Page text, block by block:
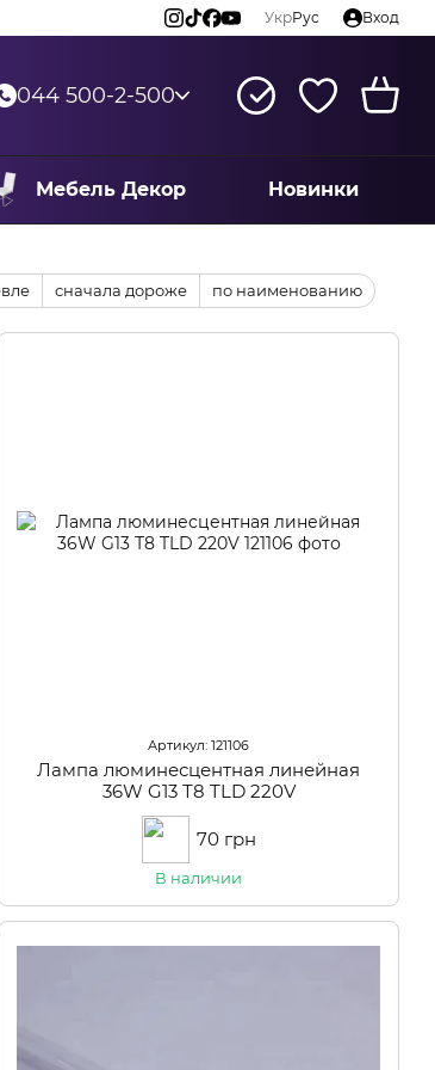
УкрРус Вход
044 500-2-500
Мебель Декор Новинки
сначала дороже по наименованию
Артикул: 121106
Лампа люминесцентная линейная
36W G13 Т8 TLD 220V
70 грн
В наличии